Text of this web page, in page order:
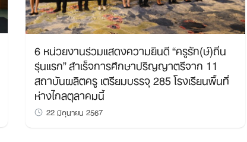
6 หน่วยงานร่วมแสดงความยินดี “ครูรัก(ษ์)ถิ่น
รุ่นแรก” สำเร็จการศึกษาปริญญาตรีจาก 11
สถาบันผลิตครู เตรียมบรรจุ 285 โรงเรียนพื้นที่
ห่างไกลตุลาคมนี้
22 มิถุนายน 2567